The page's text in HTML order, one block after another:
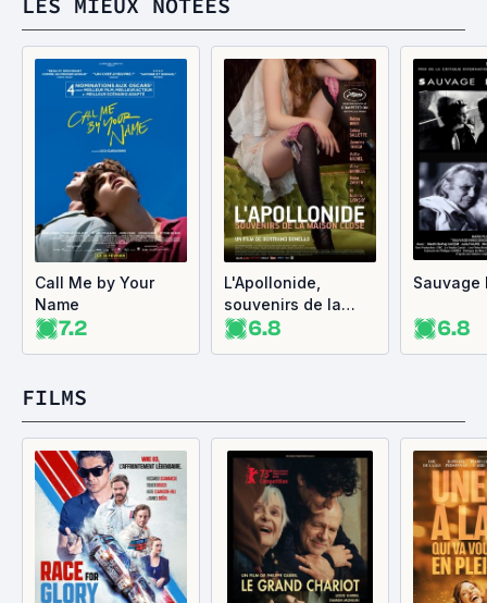
Call Me by Your
Name
7.2
L'Apollonide,
souvenirs de la
maison close
6.8
Sauvage
6.8
FILMS